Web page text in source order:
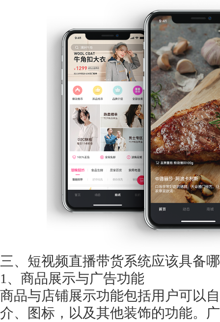
三、短视频直播带货系统应该具备
1、商品展示与广告功能
商品与店铺展示功能包括用户可以
介、图标，以及其他装饰的功能。